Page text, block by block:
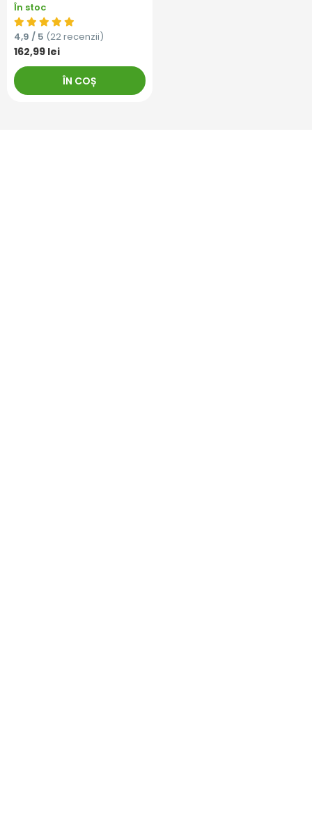
În stoc
4,9 / 5 (22 recenzii)
162,99 lei
ÎN COȘ